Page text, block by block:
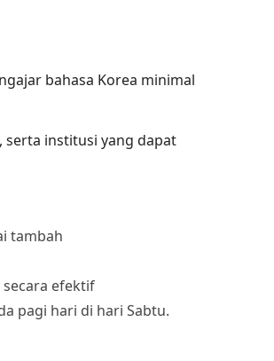
bahasa Korea minimal
serta institusi yang dapat
tambah
efektif
pagi hari di hari Sabtu.